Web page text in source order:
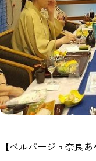
【ベルパージュ奈良